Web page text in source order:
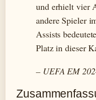
und erhielt vier
andere Spieler
Assists
Platz in dieser
– UEFA EM